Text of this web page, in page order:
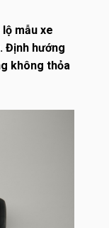
mẫu xe
Định hướng
không thỏa